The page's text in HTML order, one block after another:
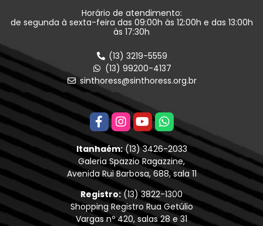
Horário de atendimento:
de segunda à sexta-feira das 09:00h às 12:00h e das 13:00h
às 17:30h
(13) 3219-5559
(13) 99200-4137
sinthoress@sinthoress.org.br
Itanhaém:(13) 3426-2033
Galeria Spazzio Ragazzine,
Avenida Rui Barbosa, 688, sala 11
Registro:(13) 3822-1300
Shopping Registro Rua Getúlio
Vargas nº 420, salas 28 e 31